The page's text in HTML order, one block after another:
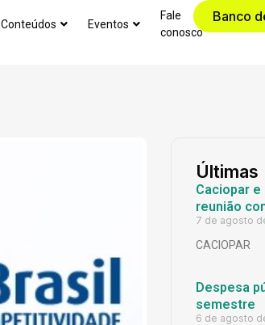
Conteúdos Eventos
Fale
conosco
Banco
Últimas
Caciopar e
reunião
7 de agosto
CACIOPAR
Despesa
semestre
6 de agosto